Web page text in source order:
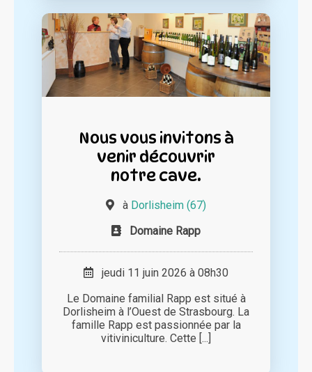
Nous vous invitons à
venir découvrir
notre cave.
à Dorlisheim (67)
Domaine Rapp
jeudi 11 juin 2026 à 08h30
Le Domaine familial Rapp est situé à
Dorlisheim à l’Ouest de Strasbourg. La
famille Rapp est passionnée par la
vitiviniculture. Cette [...]